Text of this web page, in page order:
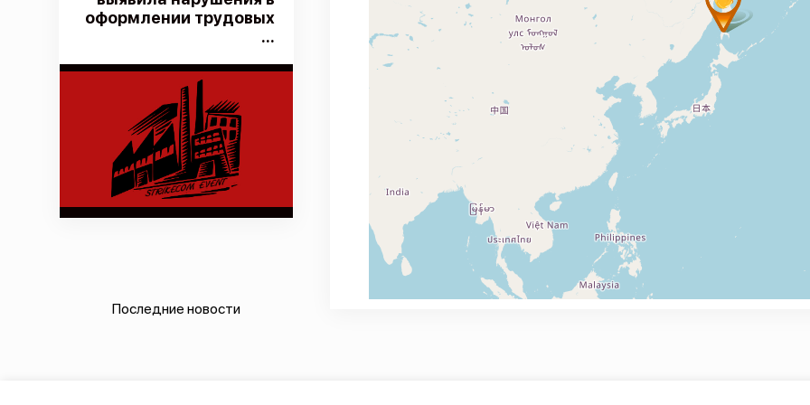
оформлении трудовых
...
Последние новости